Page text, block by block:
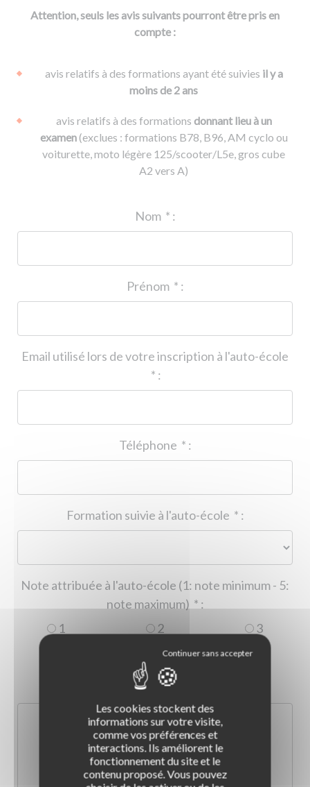
Attention, seuls les avis suivants pourront être pris en
compte :
avis relatifs à des formations ayant été suivies il y a
moins de 2 ans
avis relatifs à des formations donnant lieu à un
examen(exclues : formations B78, B96, AM cyclo ou
voiturette, moto légère 125/scooter/L5e, gros cube
A2 vers A)
* :
* :
Email utilisé lors de votre inscription à l'auto-école
* :
* :
* :
Note attribuée à l'auto-école (1: note minimum - 5:
* :
1
2
3
5
Les cookies stockent des
informations sur votre visite,
comme vos préférences et
interactions. Ils améliorent le
fonctionnement du site et le
contenu proposé. Vous pouvez